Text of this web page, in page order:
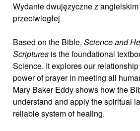
Wydanie dwujęzyczne z
przeciwległej
Based on the Bible, Science and
Scriptures is the foundational
Science. It explores our
power of prayer in meeting all
Mary Baker Eddy shows how the
understand and apply the spiritual
reliable system of healing.